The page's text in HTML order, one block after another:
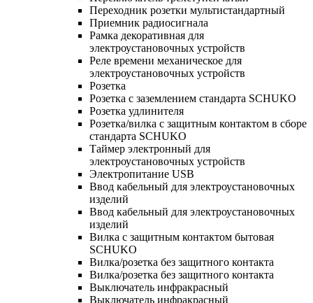
Переходник розетки мультистандартный
Приемник радиосигнала
Рамка декоративная для
электроустановочных устройств
Реле времени механическое для
электроустановочных устройств
Розетка
Розетка с заземлением стандарта SCHUKO
Розетка удлинителя
Розетка/вилка с защитным контактом в сборе
стандарта SCHUKO
Таймер электронный для
электроустановочных устройств
Электропитание USB
Ввод кабельный для электроустановочных
изделий
Ввод кабельный для электроустановочных
изделий
Вилка с защитным контактом бытовая
SCHUKO
Вилка/розетка без защитного контакта
Вилка/розетка без защитного контакта
Выключатель инфракрасный
Выключатель инфракрасный